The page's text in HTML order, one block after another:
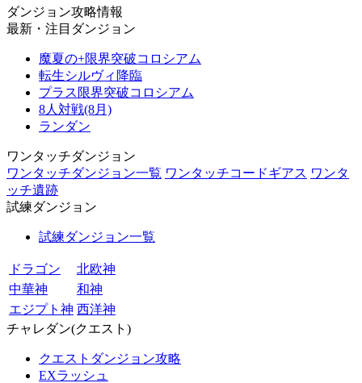
ダンジョン攻略情報
最新・注目ダンジョン
魔夏の+限界突破コロシアム
転生シルヴィ降臨
プラス限界突破コロシアム
8人対戦(8月)
ランダン
ワンタッチダンジョン
ワンタッチダンジョン一覧 ワンタッチコードギアス ワンタ
ッチ遺跡
試練ダンジョン
試練ダンジョン一覧
ドラゴン
北欧神
中華神
和神
エジプト神 西洋神
チャレダン(クエスト)
クエストダンジョン攻略
EXラッシュ